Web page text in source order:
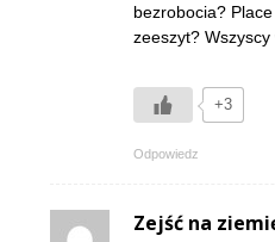
bezrobocia?
zeeszyt?
+3
Odpowiedz
Zejść na